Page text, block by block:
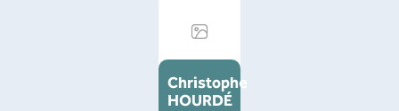
Christophe
HOURDÉ